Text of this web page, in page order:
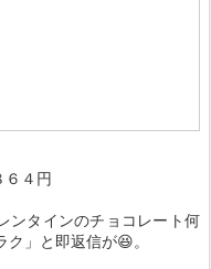
６４円
ンタインのチョコレート何
」と即返信が😆。